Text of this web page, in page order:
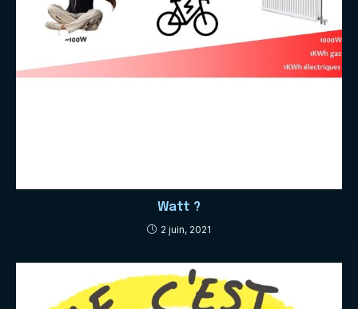
Watt ?
2 juin, 2021